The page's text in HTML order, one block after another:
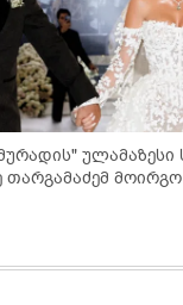
მოირგო